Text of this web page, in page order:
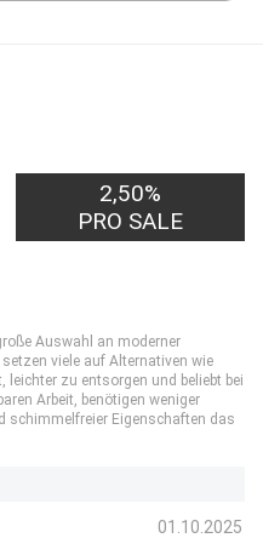
2,50%
PRO SALE
Auswahl an moderner
viele auf Alternativen wie
leichter zu entsorgen und beliebt bei
Arbeit, benötigen weniger
schimmelfreier Eigenschaften das
01.10.2025